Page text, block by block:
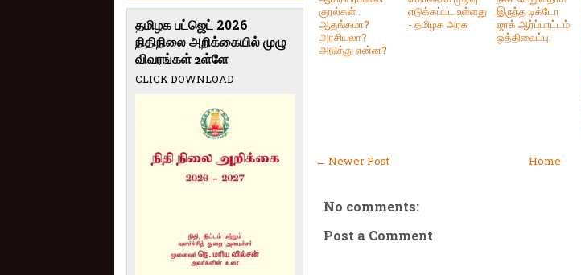
குரல்கள் :
ஆதங்கமா?
அரசியலா?
அடுத்து என்ன?
எடுக்கப்பட உள்ளது
- தமிழக அரசு
இருந்த டிக்டோ
ஜாக் ஆர்ப்பாட்டம்
ஒத்திவைப்பு.
← Newer Post Home
No comments:
Post a Comment
தமிழக பட்ஜெட் 2026
நிதிநிலை அறிக்கையில் முழு
விவரங்கள் உள்ளே
CLICK DOWNLOAD